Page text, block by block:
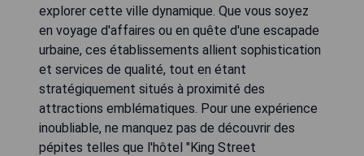
explorer cette ville dynamique. Que vous soyez
en voyage d'affaires ou en quête d'une escapade
urbaine, ces établissements allient sophistication
et services de qualité, tout en étant
stratégiquement situés à proximité des
attractions emblématiques. Pour une expérience
inoubliable, ne manquez pas de découvrir des
pépites telles que l'hôtel "King Street